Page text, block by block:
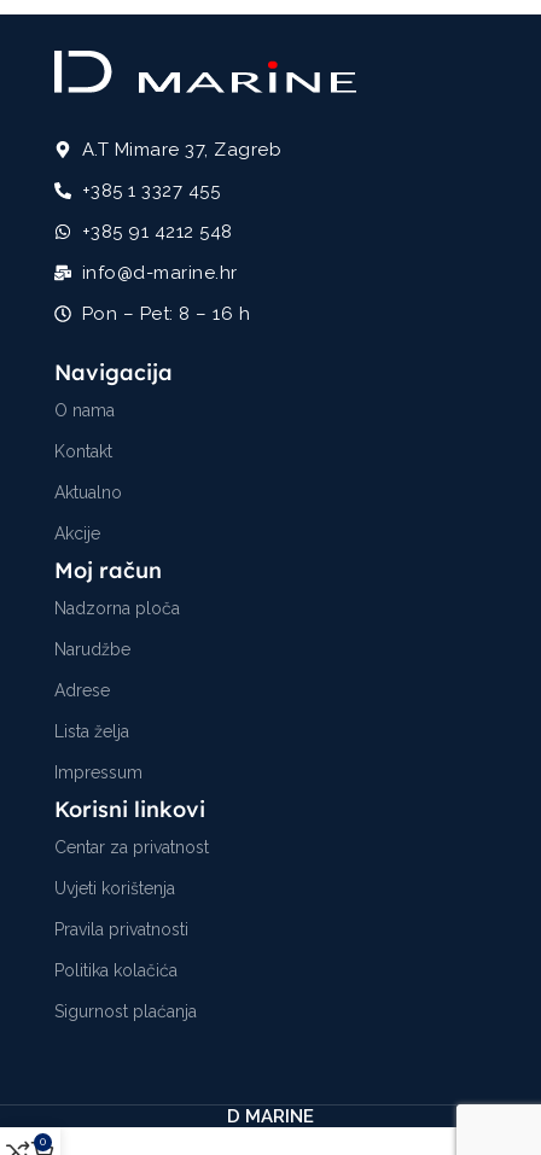
A.T Mimare 37, Zagreb
+385 1 3327 455
+385 91 4212 548
info@d-marine.hr
Pon – Pet: 8 – 16 h
Navigacija
O nama
Kontakt
Aktualno
Akcije
Moj račun
Nadzorna ploča
Narudžbe
Adrese
Lista želja
Impressum
Korisni linkovi
Centar za privatnost
Uvjeti korištenja
Pravila privatnosti
Politika kolačića
Sigurnost plaćanja
D MARINE
0